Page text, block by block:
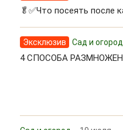
🥬✅Что посеять после
Эксклюзив Сад и огород
4 СПОСОБА